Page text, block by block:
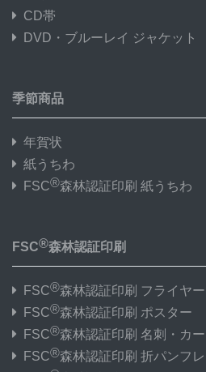
CD帯
DVD・ブルーレイ ジャケット
季節商品
年賀状
紙うちわ
FSC®森林認証印刷 紙うちわ
FSC®森林認証印刷
FSC®森林認証印刷 フライヤ
FSC®森林認証印刷 ポスター
FSC®森林認証印刷 名刺・カー
FSC®森林認証印刷 折パンフレ